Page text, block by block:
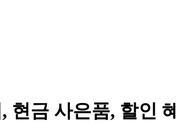
금 사은품, 할인